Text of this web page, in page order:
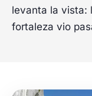
levanta la vista:
fortaleza vio